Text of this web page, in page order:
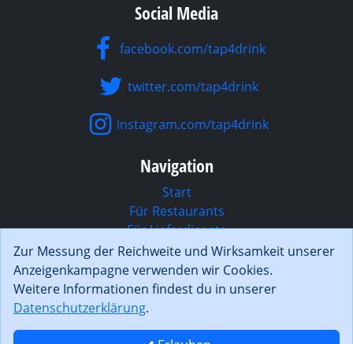
Social Media
facebook.com/tap4drink
twitter.com/tap4drink
instagram.com/tap4drink
Navigation
Start
Für Restaurants
Für Lieferdienste
Reservierungssystem
Funktionen
Preise
Konto anlegen
Zur Messung der Reichweite und Wirksamkeit unserer
Anzeigenkampagne verwenden wir Cookies.
Weitere Informationen findest du in unserer
Datenschutzerklärung.